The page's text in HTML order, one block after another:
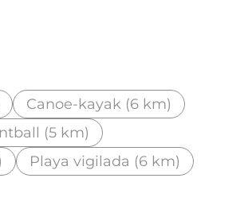
Canoe-kayak (6 km)
(5 km)
Playa vigilada (6 km)